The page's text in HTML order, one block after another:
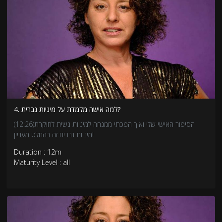
בתודעה שלך שאלה - איך אני יוצר לעצמי יותר עונג? ותשהה כל הזמן עם
4. למה אישה מלמדת על מיניות גברית?
(12:26)הסיפור האישי שלי ואיך הפכתי ממנחה למיניות נשית לחוקרת
מיניות גברית.זה בהחלט מעניין!
Duration : 12m
Maturity Level : all